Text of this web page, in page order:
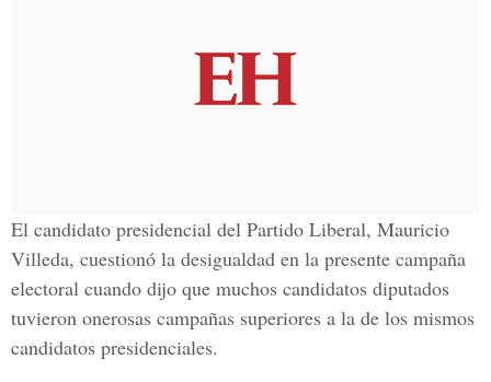
El candidato presidencial del Partido Liberal, Mauricio
Villeda, cuestionó la desigualdad en la presente campaña
electoral cuando dijo que muchos candidatos diputados
tuvieron onerosas campañas superiores a la de los mismos
candidatos presidenciales.